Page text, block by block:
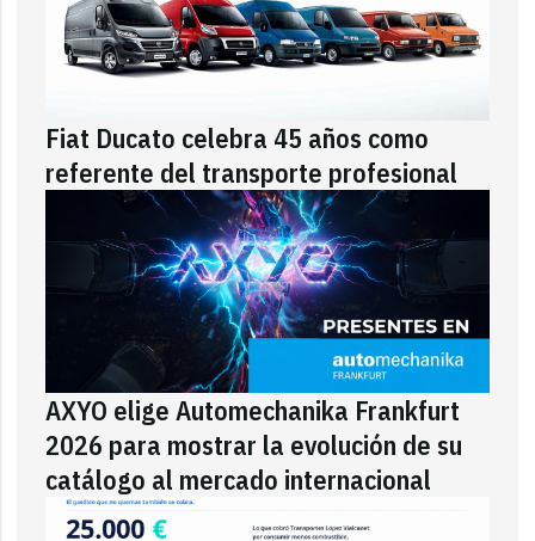
Fiat Ducato celebra 45 años como
referente del transporte profesional
AXYO elige Automechanika Frankfurt
2026 para mostrar la evolución de su
catálogo al mercado internacional